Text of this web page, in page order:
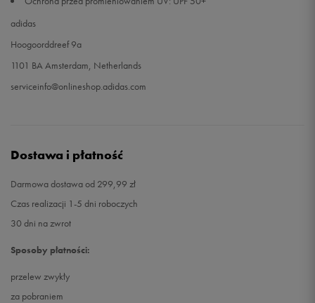
adidas
Hoogoorddreef 9a
1101 BA Amsterdam, Netherlands
serviceinfo@onlineshop.adidas.com
Dostawa i płatność
Darmowa dostawa od 299,99 zł
Czas realizacji 1-5 dni roboczych
30 dni na zwrot
Sposoby płatności:
przelew zwykły
za pobraniem